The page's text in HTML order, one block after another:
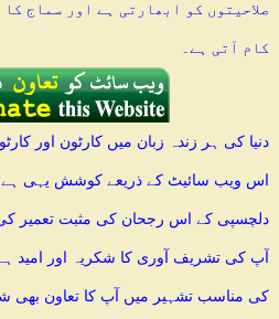
صلاحیتوں کو ابھارتی ہے اور سماج
کام آتی ہے۔
دنیا کی ہر زندہ زبان میں کارٹون اور
اس ویب سائیٹ کے ذریعے کوشش یہی ہے
دلچسپی کے اس رجحان کی مثبت تعمیر
آپ کی تشریف آوری کا شکریہ اور امید
کی مناسب تشہیر میں آپ کا تعاون بھی